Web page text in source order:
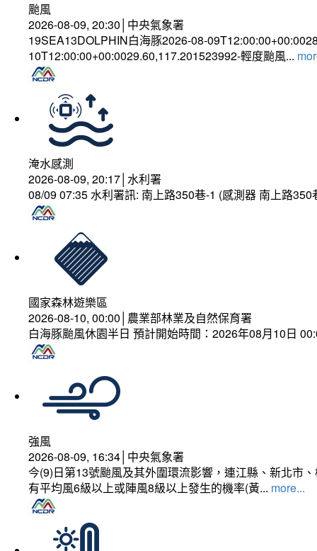
颱風
2026-08-09, 20:30│中央氣象署
19SEA13DOLPHIN白海豚2026-08-
10T12:00:00+00:0029.60,117.201523992-輕度颱風...
淹水感測
2026-08-09, 20:17│水利署
08/09 07:35 水利署訊: 南上路350巷-1 (感測器 南上路
國家森林遊樂區
2026-08-10, 00:00│農業部林業及自然保育署
白海豚颱風休園半日 預計開始時間：2026年08月10日
強風
2026-08-09, 16:34│中央氣象署
今(9)日第13號颱風及其外圍環流影響，連江縣、新北市
有平均風6級以上或陣風8級以上發生的機率(黃... more...